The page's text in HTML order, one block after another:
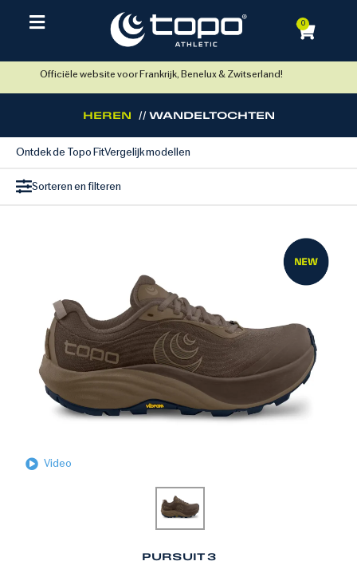
0
Officiële website voor Frankrijk, Benelux & Zwitserland!
HEREN // WANDELTOCHTEN
Ontdek de Topo FitVergelijk modellen
Sorteren en filteren
Video
PURSUIT 3